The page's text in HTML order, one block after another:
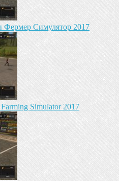
Симулятор 2017
Simulator 2017